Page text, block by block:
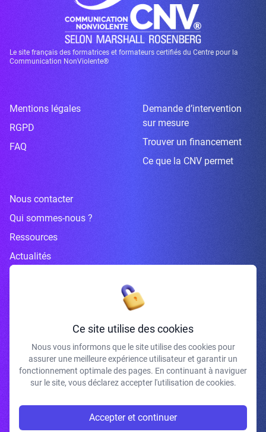
Le site français des formatrices et formateurs certifiés du Centre pour la
Communication NonViolente®
Mentions légales
RGPD
FAQ
Demande d’intervention
sur mesure
Trouver un financement
Ce que la CNV permet
Nous contacter
Qui sommes-nous ?
Ressources
Actualités
Inscrivez-vous à la newsletter
J'accepte de recevoir vos e-mails et confirme avoir pris connaissance de
votre politique de confidentialité et mentions légales.
Ce site utilise des cookies
Nous vous informons que le site utilise des cookies pour
assurer une meilleure expérience utilisateur et garantir un
fonctionnement optimale des pages. En continuant à naviguer
sur le site, vous déclarez accepter l'utilisation de cookies.
Accepter et continuer